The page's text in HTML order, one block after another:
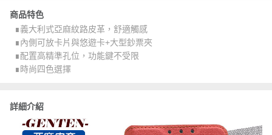
商品特色
∎義大利式亞麻紋路皮革，舒適觸感
∎內側可放卡片與悠遊卡+大型鈔票夾
∎配置高精準孔位，功能鍵不受限
∎時尚四色選擇
詳細介紹